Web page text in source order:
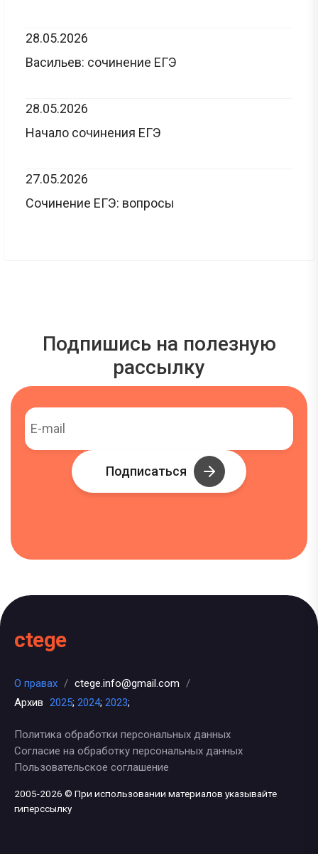
28.05.2026
Васильев: сочинение ЕГЭ
28.05.2026
Начало сочинения ЕГЭ
27.05.2026
Сочинение ЕГЭ: вопросы
Подпишись на полезную
рассылку
Подписаться
ctege
О правах / ctege.info@gmail.com /
Архив 2025; 2024; 2023;
Политика обработки персональных данных
Согласие на обработку персональных данных
Пользовательское соглашение
2005-2026 © При использовании материалов указывайте
гиперссылку